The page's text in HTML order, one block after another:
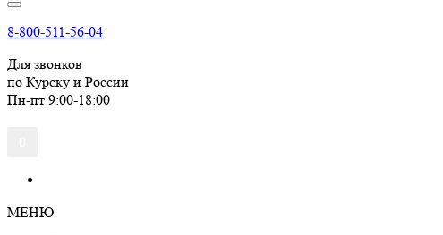
8-800-511-56-04
Для звонков
по Курску и России
Пн-пт 9:00-18:00
МЕНЮ